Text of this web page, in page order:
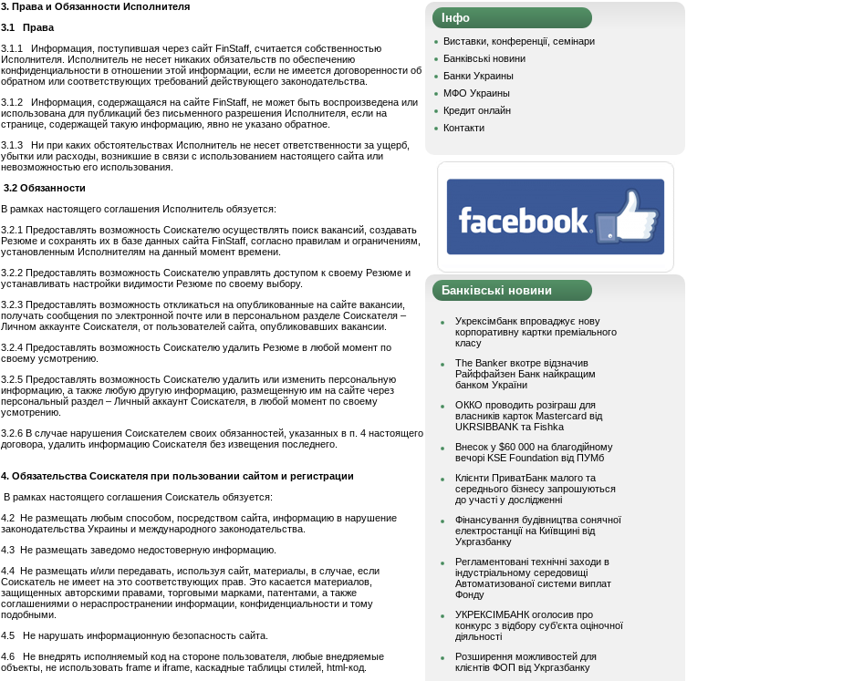
3. Права и Обязанности Исполнителя
3.1 Права
3.1.1 Информация, поступившая через сайт FinStaff, считается собственностью
Исполнителя. Исполнитель не несет никаких обязательств по обеспечению
конфиденциальности в отношении этой информации, если не имеется договоренности об
обратном или соответствующих требований действующего законодательства.
3.1.2 Информация, содержащаяся на сайте FinStaff, не может быть воспроизведена или
использована для публикаций без письменного разрешения Исполнителя, если на
странице, содержащей такую информацию, явно не указано обратное.
3.1.3 Ни при каких обстоятельствах Исполнитель не несет ответственности за ущерб,
убытки или расходы, возникшие в связи с использованием настоящего сайта или
невозможностью его использования.
3.2 Обязанности
В рамках настоящего соглашения Исполнитель обязуется:
3.2.1 Предоставлять возможность Соискателю осуществлять поиск вакансий, создавать
Резюме и сохранять их в базе данных сайта FinStaff, согласно правилам и ограничениям,
установленным Исполнителям на данный момент времени.
3.2.2 Предоставлять возможность Соискателю управлять доступом к своему Резюме и
устанавливать настройки видимости Резюме по своему выбору.
3.2.3 Предоставлять возможность откликаться на опубликованные на сайте вакансии,
получать сообщения по электронной почте или в персональном разделе Соискателя –
Личном аккаунте Соискателя, от пользователей сайта, опубликовавших вакансии.
3.2.4 Предоставлять возможность Соискателю удалить Резюме в любой момент по
своему усмотрению.
3.2.5 Предоставлять возможность Соискателю удалить или изменить персональную
информацию, а также любую другую информацию, размещенную им на сайте через
персональный раздел – Личный аккаунт Соискателя, в любой момент по своему
усмотрению.
3.2.6 В случае нарушения Соискателем своих обязанностей, указанных в п. 4 настоящего
договора, удалить информацию Соискателя без извещения последнего.
4. Обязательства Соискателя при пользовании сайтом и регистрации
В рамках настоящего соглашения Соискатель обязуется:
4.2 Не размещать любым способом, посредством сайта, информацию в нарушение
законодательства Украины и международного законодательства.
4.3 Не размещать заведомо недостоверную информацию.
4.4 Не размещать и/или передавать, используя cайт, материалы, в случае, если
Соискатель не имеет на это соответствующих прав. Это касается материалов,
защищенных авторскими правами, торговыми марками, патентами, а также
соглашениями о нераспространении информации, конфиденциальности и тому
подобными.
4.5 Не нарушать информационную безопасность cайта.
4.6 Не внедрять исполняемый код на стороне пользователя, любые внедряемые
объекты, не использовать frame и iframe, каскадные таблицы стилей, html-код.
Інфо
Виставки, конференції, семінари
Банківські новини
Банки Украины
МФО Украины
Кредит онлайн
Контакти
Банківські новини
Укрексімбанк впроваджує нову
корпоративну картки преміального
класу
The Banker вкотре відзначив
Райффайзен Банк найкращим
банком України
ОККО проводить розіграш для
власників карток Mastercard від
UKRSIBBANK та Fishka
Внесок у $60 000 на благодійному
вечорі KSE Foundation від ПУМб
Клієнти ПриватБанк малого та
середнього бізнесу запрошуються
до участі у дослідженні
Фінансування будівництва сонячної
електростанції на Київщині від
Укргазбанку
Регламентовані технічні заходи в
індустріальному середовищі
Автоматизованої системи виплат
Фонду
УКРЕКСІМБАНК оголосив про
конкурс з відбору суб’єкта оціночної
діяльності
Розширення можливостей для
клієнтів ФОП від Укргазбанку